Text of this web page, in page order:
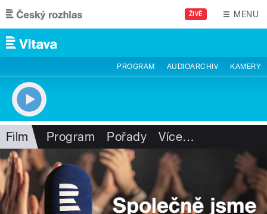
Přejít k hlavnímu obsahu
ŽIVĚ MENU
PROGRAM AUDIOARCHIV KAMERY
Film Program Pořady Více…